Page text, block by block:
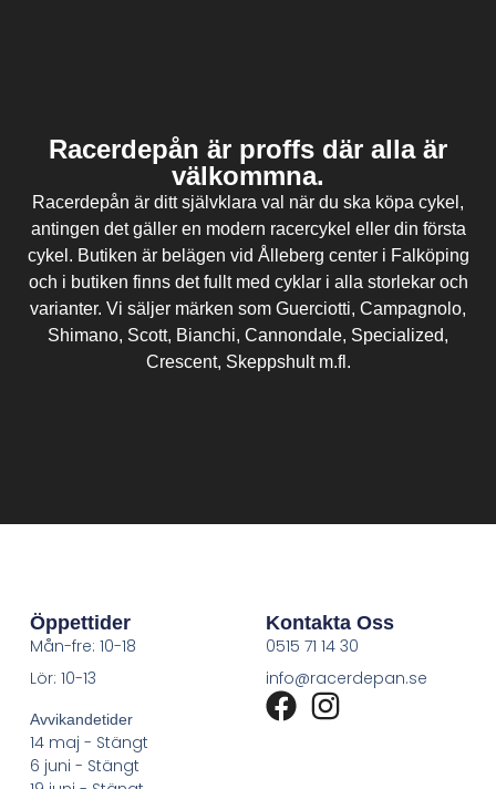
Racerdepån är proffs där alla är
välkommna.
Racerdepån är ditt självklara val när du ska köpa cykel,
antingen det gäller en modern racercykel eller din första
cykel. Butiken är belägen vid Ålleberg center i Falköping
och i butiken finns det fullt med cyklar i alla storlekar och
varianter. Vi säljer märken som Guerciotti, Campagnolo,
Shimano, Scott, Bianchi, Cannondale, Specialized,
Crescent, Skeppshult m.fl.
Öppettider
Mån-fre: 10-18
Lör: 10-13
Avvikandetider
14 maj - Stängt
6 juni - Stängt
Kontakta Oss
0515 71 14 30
info@racerdepan.se